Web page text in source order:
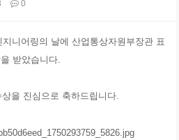
0
니어링의 날에 산업통상자원부장관 표
받았습니다.
을 진심으로 축하드립니다.